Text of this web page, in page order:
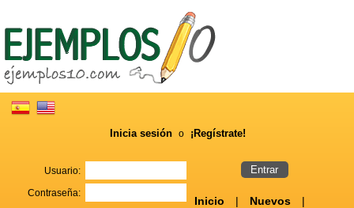
Inicia sesión o ¡Regístrate!
Usuario:
Contraseña:
Inicio | Nuevos
|